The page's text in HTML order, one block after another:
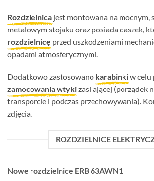
Rozdzielnica jest montowana na mocnym,
metalowym stojaku oraz posiada daszek,
rozdzielnicę przed uszkodzeniami
opadami atmosferycznymi.
Dodatkowo zastosowano karabinkiw celu
zamocowania wtykizasilającej (porządek
transporcie i podczas przechowywania).
zdjęcia.
ROZDZIELNICE
Nowe rozdzielnice ERB 63AWN1